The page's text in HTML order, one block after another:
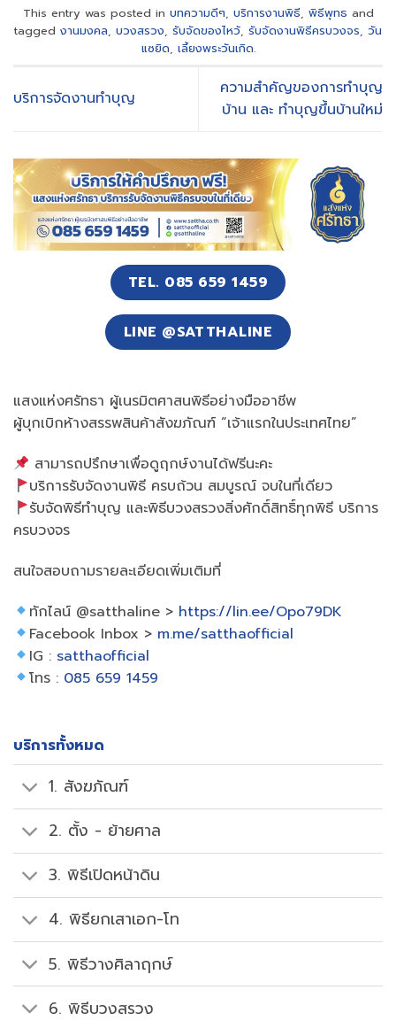
This entry was posted in บทความดีๆ, บริการงานพิธี, พิธีพุทธ and
tagged งานมงคล, บวงสรวง, รับจัดของไหว้, รับจัดงานพิธีครบวงจร, วัน
แซยิด, เลี้ยงพระวันเกิด.
บริการจัดงานทำบุญ
ความสำคัญของการทำบุญ
บ้าน และ ทำบุญขึ้นบ้านใหม่
TEL. 085 659 1459
LINE @SATTHALINE
แสงแห่งศรัทธา ผู้เนรมิตศาสนพิธีอย่างมืออาชีพ
ผู้บุกเบิกห้างสรรพสินค้าสังฆภัณฑ์ “เจ้าแรกในประเทศไทย”
สามารถปรึกษาเพื่อดูฤกษ์งานได้ฟรีนะคะ
บริการรับจัดงานพิธี ครบถ้วน สมบูรณ์ จบในที่เดียว
รับจัดพิธีทำบุญ และพิธีบวงสรวงสิ่งศักดิ์สิทธิ์ทุกพิธี บริการ
ครบวงจร
สนใจสอบถามรายละเอียดเพิ่มเติมที่
ทักไลน์ @satthaline > https://lin.ee/Opo79DK
Facebook Inbox > m.me/satthaofficial
IG : satthaofficial
โทร : 085 659 1459
บริการทั้งหมด
1. สังฆภัณฑ์
2. ตั้ง - ย้ายศาล
3. พิธีเปิดหน้าดิน
4. พิธียกเสาเอก-โท
5. พิธีวางศิลาฤกษ์
6. พิธีบวงสรวง